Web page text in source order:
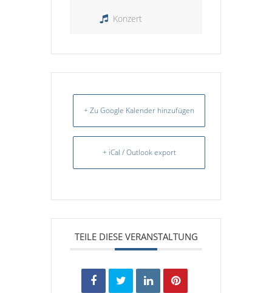
Konzert
+ Zu Google Kalender hinzufügen
+ iCal / Outlook export
TEILE DIESE VERANSTALTUNG